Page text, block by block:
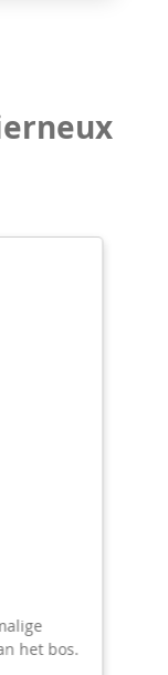
het bos.